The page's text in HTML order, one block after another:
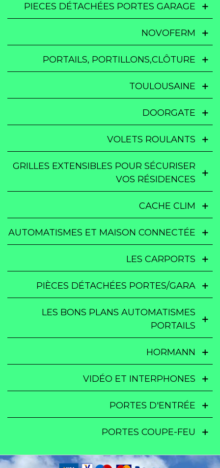
PIECES DÉTACHÉES PORTES GARAGE
NOVOFERM
PORTAILS, PORTILLONS,CLÔTURE
TOULOUSAINE
DOORGATE
VOLETS ROULANTS
GRILLES EXTENSIBLES POUR SÉCURISER
VOS RÉSIDENCES
CACHE CLIM
AUTOMATISMES ET MAISON CONNECTÉE
LES CARPORTS
PIÈCES DÉTACHÉES PORTES/GARA
LES BONS PLANS AUTOMATISMES
PORTAILS
HORMANN
VIDÉO ET INTERPHONES
PORTES D'ENTRÉE
PORTES COUPE-FEU